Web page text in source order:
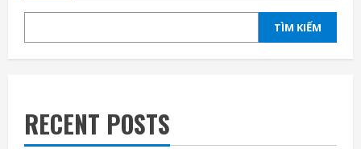
TÌM KIẾM
RECENT POSTS